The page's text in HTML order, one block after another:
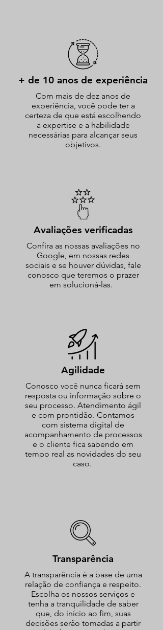
+ de 10 anos de experiência
Com mais de dez anos de
experiência, você pode ter a
certeza de que está escolhendo
a expertise e a habilidade
necessárias para alcançar seus
objetivos.
Avaliações verificadas
Confira as nossas avaliações no
Google, em nossas redes
sociais e se houver dúvidas, fale
conosco que teremos o prazer
em solucioná-las.
Agilidade
Conosco você nunca ficará sem
resposta ou informação sobre o
seu processo. Atendimento ágil
e com prontidão. Contamos
com sistema digital de
acompanhamento de processos
e o cliente fica sabendo em
tempo real as novidades do seu
caso.
Transparência
A transparência é a base de uma
relação de confiança e respeito.
Escolha os nossos serviços e
tenha a tranquilidade de saber
que, do início ao fim, suas
decisões serão tomadas a partir